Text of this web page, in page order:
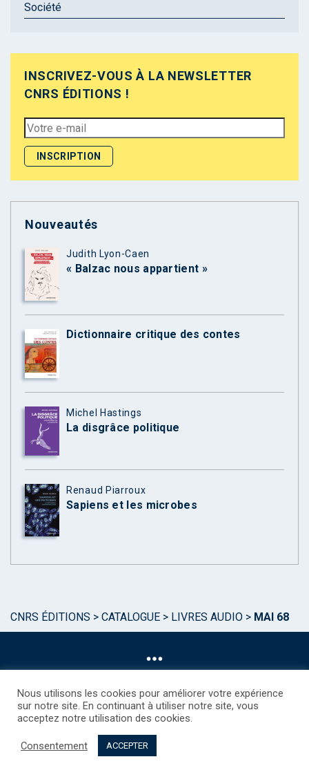
Société
INSCRIVEZ-VOUS À LA NEWSLETTER
CNRS ÉDITIONS !
Nouveautés
Judith Lyon-Caen
« Balzac nous appartient »
Dictionnaire critique des contes
Michel Hastings
La disgrâce politique
Renaud Piarroux
Sapiens et les microbes
CNRS ÉDITIONS > CATALOGUE > LIVRES AUDIO > MAI 68
©CNRS EDITIONS 2025
Droits étrangers / Foreign rights
Nous utilisons les cookies pour améliorer votre expérience
sur notre site. En continuant à utiliser notre site, vous
acceptez notre utilisation des cookies.
Consentement ACCEPTER